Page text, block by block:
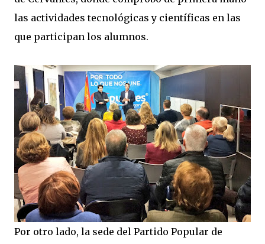
las actividades tecnológicas y científicas en las
que participan los alumnos.
Por otro lado, la sede del Partido Popular de